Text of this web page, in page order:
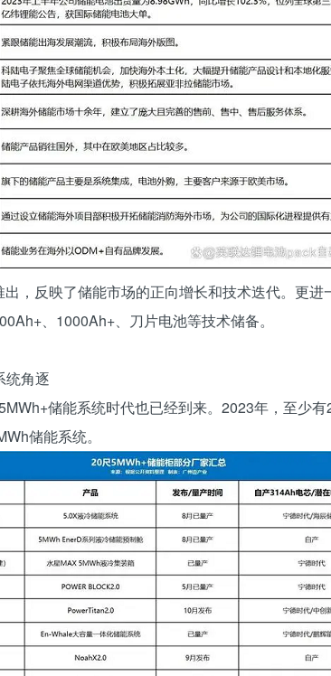
，反映了储能市场的正向增长和技术迭代。更进
、1000Ah+、刀片电池等技术储备。
统角逐
储能系统时代也已经到来。2023年，至少
储能系统。